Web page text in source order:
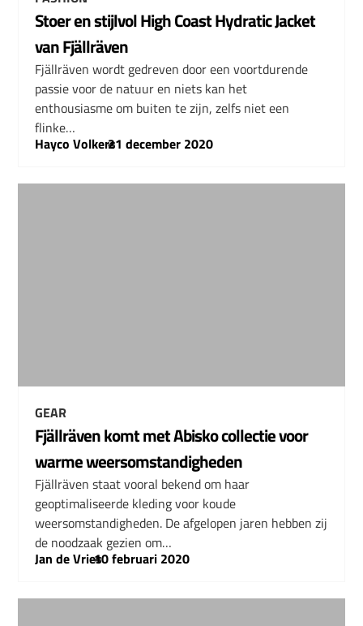
Stoer en stijlvol High Coast Hydratic Jacket
van Fjällräven
Fjällräven wordt gedreven door een voortdurende
passie voor de natuur en niets kan het
enthousiasme om buiten te zijn, zelfs niet een
flinke…
Hayco Volkers
–
21 december 2020
GEAR
Fjällräven komt met Abisko collectie voor
warme weersomstandigheden
Fjällräven staat vooral bekend om haar
geoptimaliseerde kleding voor koude
weersomstandigheden. De afgelopen jaren hebben zij
de noodzaak gezien om…
Jan de Vries
–
10 februari 2020